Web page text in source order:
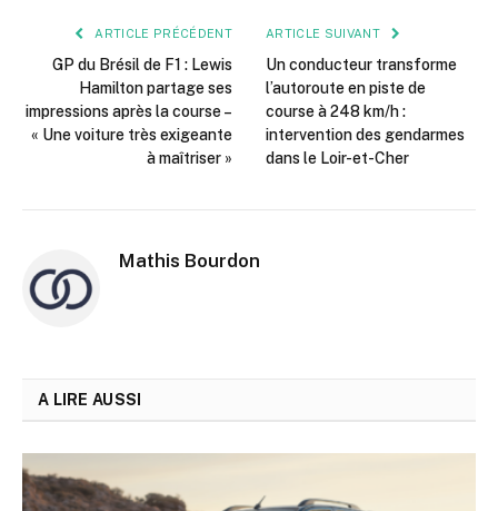
ARTICLE PRÉCÉDENT
GP du Brésil de F1 : Lewis
Hamilton partage ses
impressions après la course –
« Une voiture très exigeante
à maîtriser »
ARTICLE SUIVANT
Un conducteur transforme
l’autoroute en piste de
course à 248 km/h :
intervention des gendarmes
dans le Loir-et-Cher
Mathis Bourdon
A LIRE AUSSI